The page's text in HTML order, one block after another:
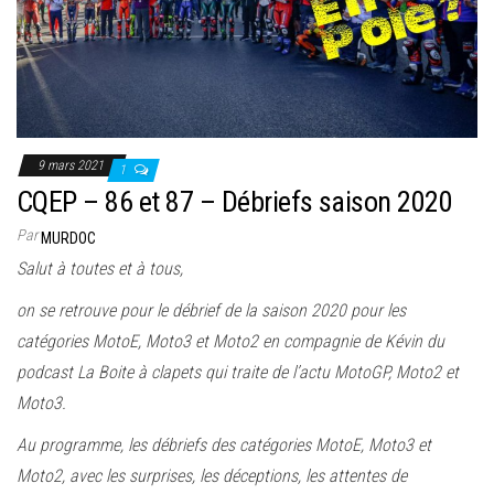
9 mars 2021 1
CQEP – 86 et 87 – Débriefs saison 2020
ParMURDOC
Salut à toutes et à tous,
on se retrouve pour le débrief de la saison 2020 pour les
catégories MotoE, Moto3 et Moto2 en compagnie de Kévin du
podcast La Boite à clapets qui traite de l’actu MotoGP, Moto2 et
Moto3.
Au programme, les débriefs des catégories MotoE, Moto3 et
Moto2, avec les surprises, les déceptions, les attentes de